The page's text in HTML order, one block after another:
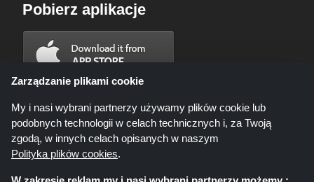
Pobierz aplikacje
Zarządzanie plikami cookie
My i nasi wybrani partnerzy używamy plików cookie lub
podobnych technologii w celach technicznych i, za Twoją
zgodą, w innych celach opisanych w naszym
Polityka plików cookies.